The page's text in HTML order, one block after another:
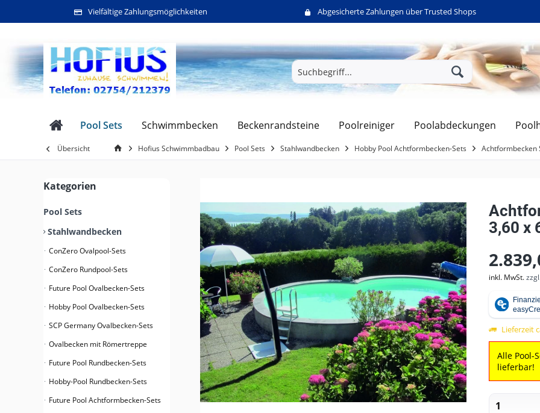
Vielfältige Zahlungsmöglichkeiten Abgesicherte Zahlungen über Trusted Shops
Pool Sets Schwimmbecken Beckenrandsteine Poolreiniger Poolabdeckungen
Übersicht Hofius Schwimmbadbau Pool Sets Stahlwandbecken Hobby Pool Achtformbecken-Sets Achtformbecken
Kategorien
Pool Sets
Stahlwandbecken
ConZero Ovalpool-Sets
ConZero Rundpool-Sets
Future Pool Ovalbecken-Sets
Hobby Pool Ovalbecken-Sets
SCP Germany Ovalbecken-Sets
Ovalbecken mit Römertreppe
Future Pool Rundbecken-Sets
Hobby-Pool Rundbecken-Sets
Future Pool Achtformbecken-Sets
3,60 x
inkl. MwSt.
Lieferzeit
Alle Pool-
lieferbar!